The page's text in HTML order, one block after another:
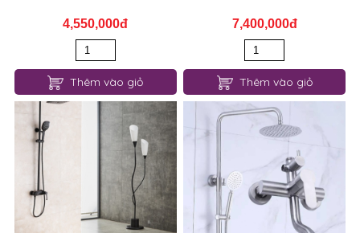
4,550,000đ
Thêm vào giỏ
7,400,000đ
Thêm vào giỏ